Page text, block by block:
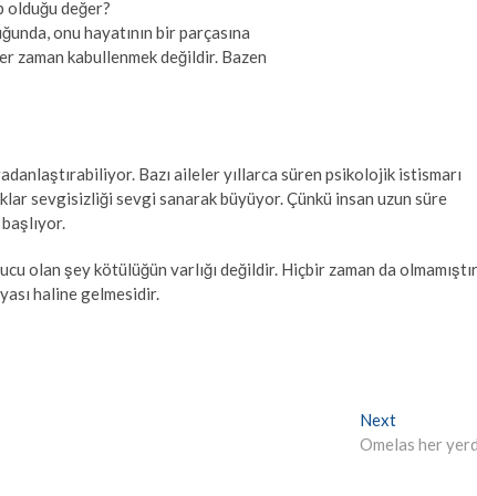
olduğu değer?
onu hayatının bir parçasına
zaman kabullenmek değildir. Bazen
Bazı aileler yıllarca süren psikolojik istismarı
sevgisizliği sevgi sanarak büyüyor. Çünkü insan uzun süre
olan şey kötülüğün varlığı değildir. Hiçbir zaman da
haline gelmesidir.
NextNext
post:
Omelas her